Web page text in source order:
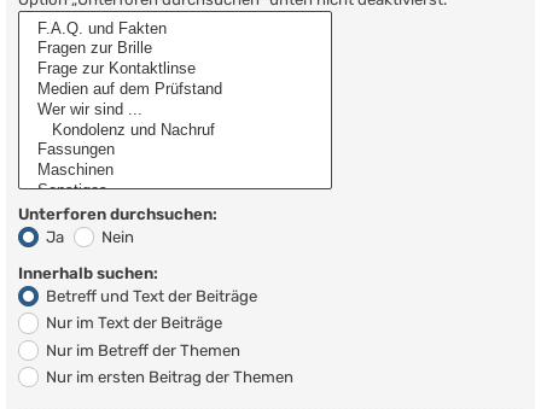
Unterforen durchsuchen:
Ja
Nein
Innerhalb suchen:
Betreff und Text der Beiträge
Nur im Text der Beiträge
Nur im Betreff der Themen
Nur im ersten Beitrag der Themen